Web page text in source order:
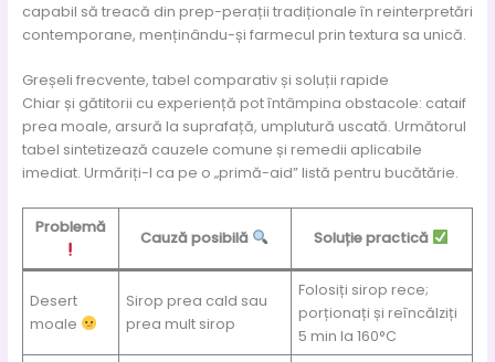
capabil să treacă din prep-perații tradiționale în reinterpretări
contemporane, menținându-și farmecul prin textura sa unică.
Greșeli frecvente, tabel comparativ și soluții rapide
Chiar și gătitorii cu experiență pot întâmpina obstacole: cataif
prea moale, arsură la suprafață, umplutură uscată. Următorul
tabel sintetizează cauzele comune și remedii aplicabile
imediat. Urmăriți-l ca pe o „primă-aid” listă pentru bucătărie.
Problemă
Cauză posibilă Soluție practică
Desert
moale
Sirop prea cald sau
prea mult sirop
Folosiți sirop rece;
porționați și reîncălziți
5 min la 160°C